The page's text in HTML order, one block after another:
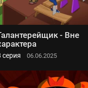
- Вне
серия 06.06.2025